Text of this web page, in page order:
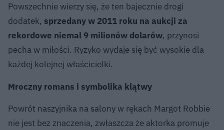
Powszechnie wierzy się, że ten bajecznie drogi
dodatek, sprzedany w 2011 roku na aukcji za
rekordowe niemal 9 milionów dolarów, przynosi
pecha w miłości. Ryzyko wydaje się być wysokie dla
każdej kolejnej właścicielki.
Mroczny romans i symbolika klątwy
Powrót naszyjnika na salony w rękach Margot Robbie
nie jest bez znaczenia, zwłaszcza że aktorka promuje